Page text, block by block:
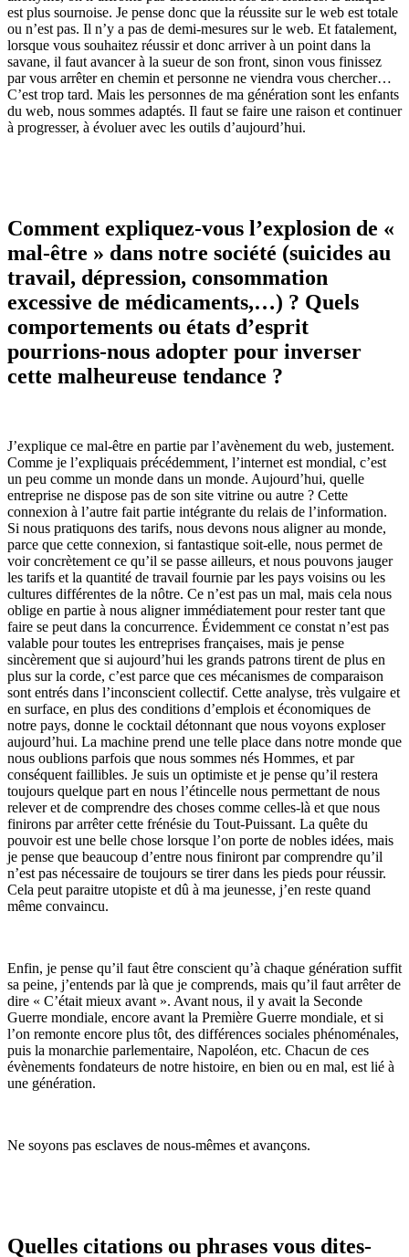
est plus sournoise. Je pense donc que la réussite sur le web est totale
ou n’est pas. Il n’y a pas de demi-mesures sur le web. Et fatalement,
lorsque vous souhaitez réussir et donc arriver à un point dans la
savane, il faut avancer à la sueur de son front, sinon vous finissez
par vous arrêter en chemin et personne ne viendra vous chercher…
C’est trop tard. Mais les personnes de ma génération sont les enfants
du web, nous sommes adaptés. Il faut se faire une raison et continuer
à progresser, à évoluer avec les outils d’aujourd’hui.
Comment expliquez-vous l’explosion de «
mal-être » dans notre société (suicides au
travail, dépression, consommation
excessive de médicaments,…) ? Quels
comportements ou états d’esprit
pourrions-nous adopter pour inverser
cette malheureuse tendance ?
J’explique ce mal-être en partie par l’avènement du web, justement.
Comme je l’expliquais précédemment, l’internet est mondial, c’est
un peu comme un monde dans un monde. Aujourd’hui, quelle
entreprise ne dispose pas de son site vitrine ou autre ? Cette
connexion à l’autre fait partie intégrante du relais de l’information.
Si nous pratiquons des tarifs, nous devons nous aligner au monde,
parce que cette connexion, si fantastique soit-elle, nous permet de
voir concrètement ce qu’il se passe ailleurs, et nous pouvons jauger
les tarifs et la quantité de travail fournie par les pays voisins ou les
cultures différentes de la nôtre. Ce n’est pas un mal, mais cela nous
oblige en partie à nous aligner immédiatement pour rester tant que
faire se peut dans la concurrence. Évidemment ce constat n’est pas
valable pour toutes les entreprises françaises, mais je pense
sincèrement que si aujourd’hui les grands patrons tirent de plus en
plus sur la corde, c’est parce que ces mécanismes de comparaison
sont entrés dans l’inconscient collectif. Cette analyse, très vulgaire et
en surface, en plus des conditions d’emplois et économiques de
notre pays, donne le cocktail détonnant que nous voyons exploser
aujourd’hui. La machine prend une telle place dans notre monde que
nous oublions parfois que nous sommes nés Hommes, et par
conséquent faillibles. Je suis un optimiste et je pense qu’il restera
toujours quelque part en nous l’étincelle nous permettant de nous
relever et de comprendre des choses comme celles-là et que nous
finirons par arrêter cette frénésie du Tout-Puissant. La quête du
pouvoir est une belle chose lorsque l’on porte de nobles idées, mais
je pense que beaucoup d’entre nous finiront par comprendre qu’il
n’est pas nécessaire de toujours se tirer dans les pieds pour réussir.
Cela peut paraitre utopiste et dû à ma jeunesse, j’en reste quand
même convaincu.
Enfin, je pense qu’il faut être conscient qu’à chaque génération suffit
sa peine, j’entends par là que je comprends, mais qu’il faut arrêter de
dire « C’était mieux avant ». Avant nous, il y avait la Seconde
Guerre mondiale, encore avant la Première Guerre mondiale, et si
l’on remonte encore plus tôt, des différences sociales phénoménales,
puis la monarchie parlementaire, Napoléon, etc. Chacun de ces
évènements fondateurs de notre histoire, en bien ou en mal, est lié à
une génération.
Ne soyons pas esclaves de nous-mêmes et avançons.
Quelles citations ou phrases vous dites-